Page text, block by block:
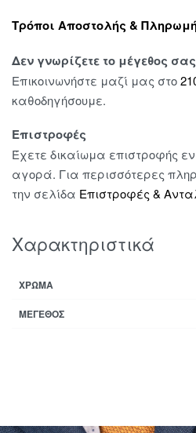
Τρόποι Αποστολής &
Δεν γνωρίζετε το μέγεθος
Επικοινωνήστε μαζί μας στο
καθοδηγήσουμε.
Επιστροφές
Έχετε δικαίωμα επιστροφής
αγορά. Για περισσότερες
την σελίδα Επιστροφές &
Χαρακτηριστικά
ΧΡΏΜΑ
ΜΈΓΕΘΟΣ